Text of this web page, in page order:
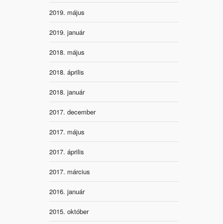
2019. május
2019. január
2018. május
2018. április
2018. január
2017. december
2017. május
2017. április
2017. március
2016. január
2015. október